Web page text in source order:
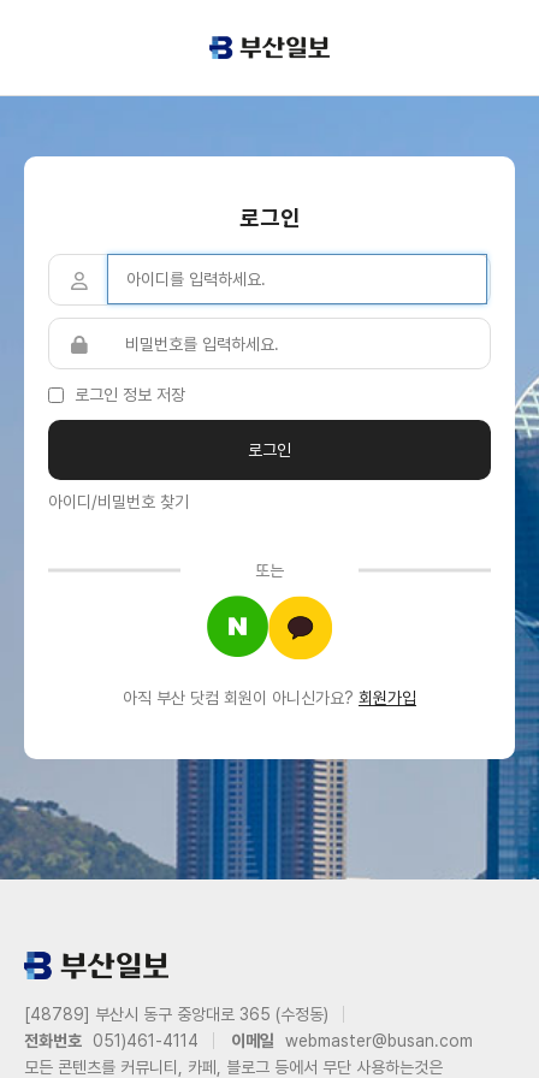
로그인
로그인 정보 저장
아이디/비밀번호 찾기
또는
아직 부산 닷컴 회원이 아니신가요? 회원가입
[48789] 부산시 동구 중앙대로 365 (수정동)
전화번호
051)461-4114 이메일
webmaster@busan.com
모든 콘텐츠를 커뮤니티, 카페, 블로그 등에서 무단 사용하는것은